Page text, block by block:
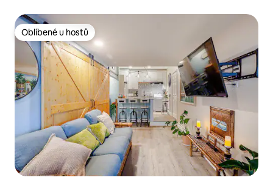
Oblíbené u hostů
Oblíbené u hostů